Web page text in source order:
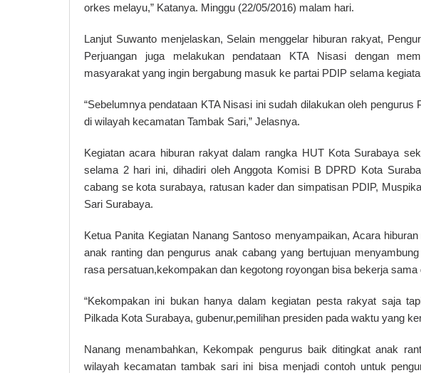
orkes melayu,” Katanya. Minggu (22/05/2016) malam hari.
Lanjut Suwanto menjelaskan, Selain menggelar hiburan rakyat,
Perjuangan juga melakukan pendataan KTA Nisasi dengan
masyarakat yang ingin bergabung masuk ke partai PDIP selama
“Sebelumnya pendataan KTA Nisasi ini sudah dilakukan oleh pengurus
di wilayah kecamatan Tambak Sari,” Jelasnya.
Kegiatan acara hiburan rakyat dalam rangka HUT Kota Surabaya
selama 2 hari ini, dihadiri oleh Anggota Komisi B DPRD Kota
cabang se kota surabaya, ratusan kader dan simpatisan PDIP,
Sari Surabaya.
Ketua Panita Kegiatan Nanang Santoso menyampaikan, Acara
anak ranting dan pengurus anak cabang yang bertujuan
rasa persatuan,kekompakan dan kegotong royongan bisa bekerja sama
“Kekompakan ini bukan hanya dalam kegiatan pesta rakyat saja
Pilkada Kota Surabaya, gubenur,pemilihan presiden pada waktu yang
Nanang menambahkan, Kekompak pengurus baik ditingkat anak
wilayah kecamatan tambak sari ini bisa menjadi contoh untuk